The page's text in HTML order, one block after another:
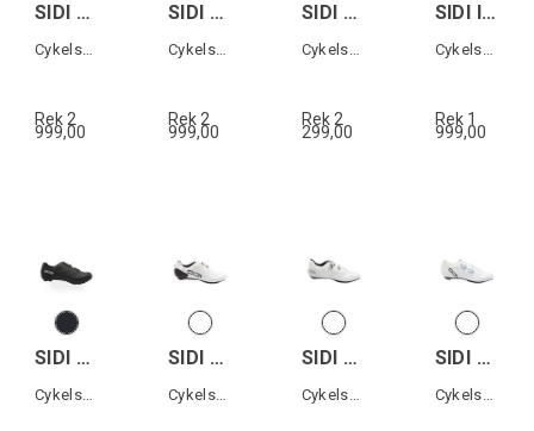
SIDI MTB EAGLE 10 MEGA
Cykelsko MTB
Rek 2
999,00
SIDI MTB EAGLE 10
Cykelsko MTB
Rek 2
999,00
SIDI DESCENTIO
Cykelsko All terrain
Rek 2
299,00
SIDI INDOMITA
Cykelsko All terrain
Rek 1
999,00
SIDI ASPER LACES
Cykelsko Grusväg
SIDI SHOT 3
Cykelsko landsväg
SIDI GENIUS X SIDI ERGO 6